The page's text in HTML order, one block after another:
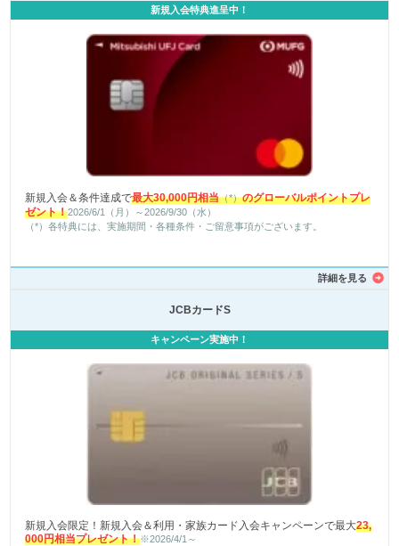
新規入会＆条件達成で最大30,000円相当（*）のグローバルポイントプレ
ゼント！2026/6/1（月）～2026/9/30（水）
（*）各特典には、実施期間・各種条件・ご留意事項がございます。
新規入会特典進呈中！
詳細を見る
JCBカードS
新規入会限定！新規入会＆利用・家族カード入会キャンペーンで最大23,
000円相当プレゼント！※2026/4/1～
キャンペーン実施中！